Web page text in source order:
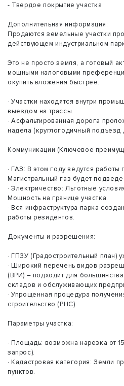
- Твердое покрытие участка
Дополнительная информация:
Продаются земельные участки
действующем индустриальном
Это не просто земля, а готовый
мощными налоговыми
окупить вложения быстрее.
· Участки находятся внутри
выездом на трассы.
· Асфальтированная дорога
надела (круглогодичный подъезд
Коммуникации (Ключевое
· ГАЗ: В этом году ведутся работы
Магистральный газ будет
· Электричество: Льготные
Мощность на границе участка.
· Вся инфраструктура парка
работы резидентов.
Документы и разрешения:
· ГПЗУ (Градостроительный план)
· Широкий перечень видов
(ВРИ) – подходит для
складов и обслуживающих
· Упрощенная процедура
строительство (РНС).
Параметры участка:
· Площадь: возможна нарезка от
запрос).
· Кадастровая категория: Земли
пунктов.